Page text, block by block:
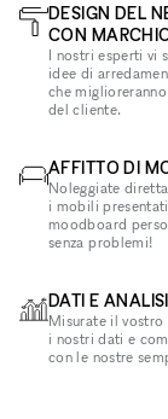
DESIGN DEL
CON
I nostri esperti vi
idee di
che
del cliente.
AFFITTO DI
Noleggiate
i mobili
moodboard
senza problemi!
DATI E ANALISI
Misurate il vostro
i nostri dati e
con le nostre